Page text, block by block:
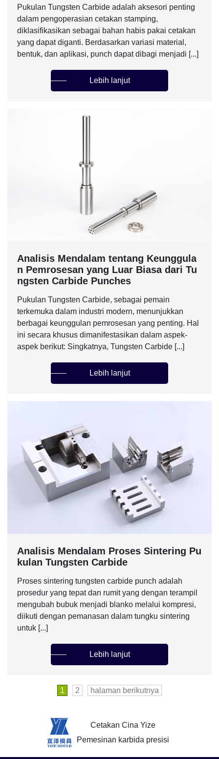
Pukulan Tungsten Carbide adalah aksesori penting
dalam pengoperasian cetakan stamping,
diklasifikasikan sebagai bahan habis pakai cetakan
yang dapat diganti. Berdasarkan variasi material,
bentuk, dan aplikasi, punch dapat dibagi menjadi [...]
Lebih lanjut
Analisis Mendalam tentang Keunggula
n Pemrosesan yang Luar Biasa dari Tu
ngsten Carbide Punches
Pukulan Tungsten Carbide, sebagai pemain
terkemuka dalam industri modern, menunjukkan
berbagai keunggulan pemrosesan yang penting. Hal
ini secara khusus dimanifestasikan dalam aspek-
aspek berikut: Singkatnya, Tungsten Carbide [...]
Lebih lanjut
Analisis Mendalam Proses Sintering Pu
kulan Tungsten Carbide
Proses sintering tungsten carbide punch adalah
prosedur yang tepat dan rumit yang dengan terampil
mengubah bubuk menjadi blanko melalui kompresi,
diikuti dengan pemanasan dalam tungku sintering
untuk [...]
Lebih lanjut
1 2 halaman berikutnya
Cetakan Cina Yize
Pemesinan karbida presisi